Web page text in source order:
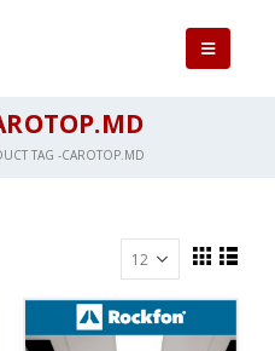
TAG -CAROTOP.MD